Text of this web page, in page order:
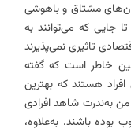
مشتاق و باهوشی
که می‌توانند به
تاثیری نمی‌پذیرند
خاطر است که گفته
هستند که بهترین
به‌ندرت شاهد افرادی
بوده باشند. به‌علاوه،